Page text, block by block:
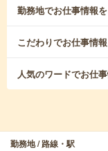
勤務地でお仕事情報
こだわりでお仕事情
人気のワードでお仕
勤務地 / 路線・駅